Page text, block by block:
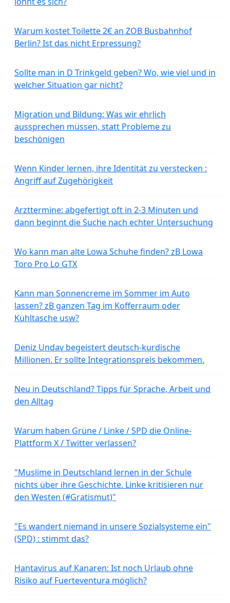
Warum kostet Toilette 2€ an ZOB Busbahnhof
Berlin? Ist das nicht Erpressung?
Sollte man in D Trinkgeld geben? Wo, wie viel und in
welcher Situation gar nicht?
Migration und Bildung: Was wir ehrlich
aussprechen müssen, statt Probleme zu
beschönigen
Wenn Kinder lernen, ihre Identität zu verstecken :
Angriff auf Zugehörigkeit
Arzttermine: abgefertigt oft in 2-3 Minuten und
dann beginnt die Suche nach echter Untersuchung
Wo kann man alte Lowa Schuhe finden? zB Lowa
Toro Pro Lo GTX
Kann man Sonnencreme im Sommer im Auto
lassen? zB ganzen Tag im Kofferraum oder
Kühltasche usw?
Deniz Undav begeistert deutsch-kurdische
Millionen. Er sollte Integrationspreis bekommen.
Neu in Deutschland? Tipps für Sprache, Arbeit und
den Alltag
Warum haben Grüne / Linke / SPD die Online-
Plattform X / Twitter verlassen?
"Muslime in Deutschland lernen in der Schule
nichts über ihre Geschichte. Linke kritisieren nur
den Westen (#Gratismut)"
"Es wandert niemand in unsere Sozialsysteme ein"
(SPD) : stimmt das?
Hantavirus auf Kanaren: Ist noch Urlaub ohne
Risiko auf Fuerteventura möglich?